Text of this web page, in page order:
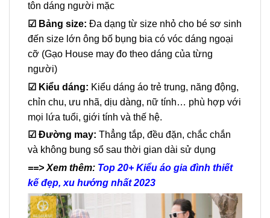
tôn dáng người mặc
☑ Bảng size: Đa dạng từ size nhỏ cho bé sơ sinh
đến size lớn ông bố bụng bia có vóc dáng ngoại
cỡ (Gạo House may đo theo dáng của từng
người)
☑ Kiểu dáng: Kiểu dáng áo trẻ trung, năng động,
chỉn chu, ưu nhã, dịu dàng, nữ tính… phù hợp với
mọi lứa tuổi, giới tính và thế hệ.
☑ Đường may: Thẳng tắp, đều đặn, chắc chắn
và không bung sổ sau thời gian dài sử dụng
==> Xem thêm: Top 20+ Kiểu áo gia đình thiết
kế đẹp, xu hướng nhất 2023